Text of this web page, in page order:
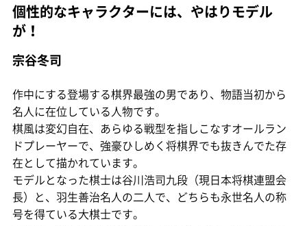
個性的なキャラクターには、やはりモデル
が！
宗谷冬司
作中にする登場する棋界最強の男であり、物語当初から
名人に在位している人物です。
棋風は変幻自在、あらゆる戦型を指しこなすオールラン
ドプレーヤーで、強豪ひしめく将棋界でも抜きんでた存
在として描かれています。
モデルとなった棋士は谷川浩司九段（現日本将棋連盟会
長）と、羽生善治名人の二人で、どちらも永世名人の称
号を得ている大棋士です。